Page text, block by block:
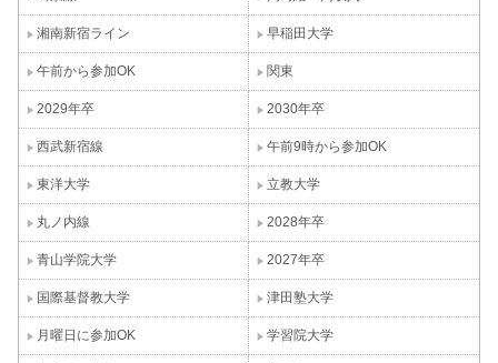
湘南新宿ライン 早稲田大学
午前から参加OK 関東
2029年卒 2030年卒
西武新宿線 午前9時から参加OK
東洋大学 立教大学
丸ノ内線 2028年卒
青山学院大学 2027年卒
国際基督教大学 津田塾大学
月曜日に参加OK 学習院大学